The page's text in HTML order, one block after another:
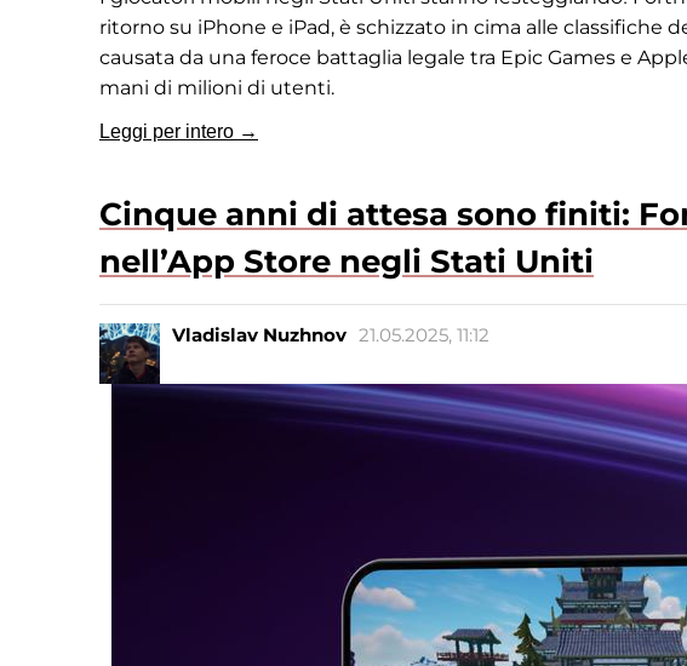
ritorno su iPhone e iPad, è schizzato in cima alle classifiche
causata da una feroce battaglia legale tra Epic Games e
mani di milioni di utenti.
Leggi per intero →
Cinque anni di attesa sono finiti:
nell’App Store negli Stati Uniti
Vladislav Nuzhnov 21.05.2025, 11:12